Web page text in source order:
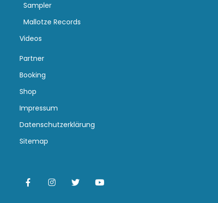
Sampler
Mallotze Records
Videos
Partner
Booking
Shop
Impressum
Datenschutzerklärung
Sitemap